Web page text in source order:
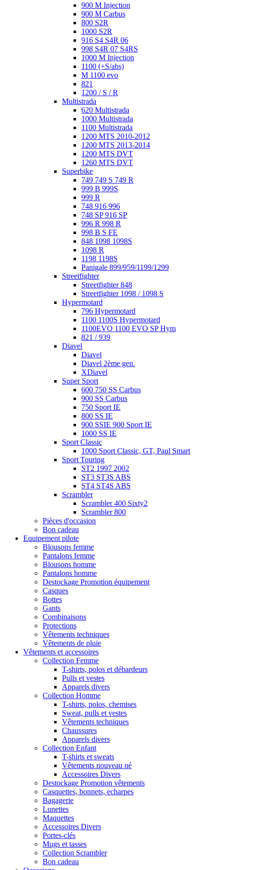
900 M Injection
900 M Carbus
800 S2R
1000 S2R
916 S4 S4R 06
998 S4R 07 S4RS
1000 M Injection
1100 (+S/abs)
M 1100 evo
821
1200 / S / R
Multistrada
620 Multistrada
1000 Multistrada
1100 Multistrada
1200 MTS 2010-2012
1200 MTS 2013-2014
1200 MTS DVT
1260 MTS DVT
Superbike
749 749 S 749 R
999 B 999S
999 R
748 916 996
748 SP 916 SP
996 R 998 R
998 B S FE
848 1098 1098S
1098 R
1198 1198S
Panigale 899/959/1199/1299
Streetfighter
Streetfighter 848
Streetfighter 1098 / 1098 S
Hypermotard
796 Hypermotard
1100 1100S Hypermotard
1100EVO 1100 EVO SP Hym
821 / 939
Diavel
Diavel
Diavel 2ème gen.
XDiavel
Super Sport
600 750 SS Carbus
900 SS Carbus
750 Sport IE
800 SS IE
900 SSIE 900 Sport IE
1000 SS IE
Sport Classic
1000 Sport Classic, GT, Paul Smart
Sport Touring
ST2 1997 2002
ST3 ST3S ABS
ST4 ST4S ABS
Scrambler
Scrambler 400 Sixty2
Scrambler 800
Pièces d'occasion
Bon cadeau
Equipement pilote
Blousons femme
Pantalons femme
Blousons homme
Pantalons homme
Destockage Promotion équipement
Casques
Bottes
Gants
Combinaisons
Protections
Vêtements techniques
Vêtements de pluie
Vêtements et accessoires
Collection Femme
T-shirts, polos et débardeurs
Pulls et vestes
Apparels divers
Collection Homme
T-shirts, polos, chemises
Sweat, pulls et vestes
Vêtements techniques
Chaussures
Apparels divers
Collection Enfant
T-shirts et sweats
Vêtements nouveau né
Accessoires Divers
Destockage Promotion vêtements
Casquettes, bonnets, echarpes
Bagagerie
Lunettes
Maquettes
Accessoires Divers
Portes-clés
Mugs et tasses
Collection Scrambler
Bon cadeau